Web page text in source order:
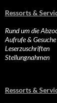
Ressorts &
Rund um die
Aufrufe & Gesuche
Leserzuschriften
Stellungnahmen
Ressorts &